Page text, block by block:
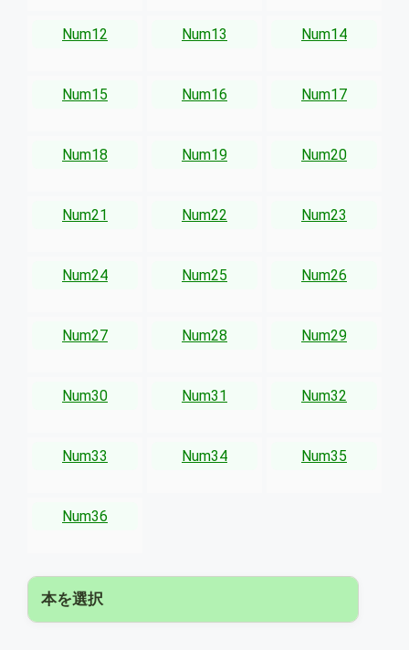
Num12 Num13 Num14
Num15 Num16 Num17
Num18 Num19 Num20
Num21 Num22 Num23
Num24 Num25 Num26
Num27 Num28 Num29
Num30 Num31 Num32
Num33 Num34 Num35
Num36
本を選択